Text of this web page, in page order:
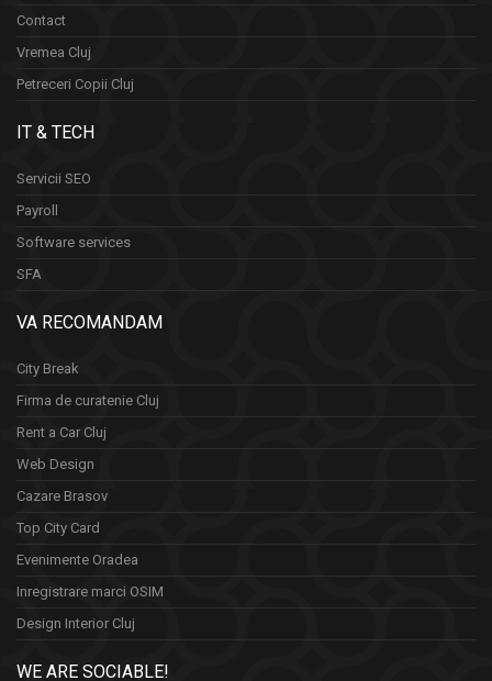
Contact
Vremea Cluj
Petreceri Copii Cluj
IT & TECH
Servicii SEO
Payroll
Software services
SFA
VA RECOMANDAM
City Break
Firma de curatenie Cluj
Rent a Car Cluj
Web Design
Cazare Brasov
Top City Card
Evenimente Oradea
Inregistrare marci OSIM
Design Interior Cluj
WE ARE SOCIABLE!